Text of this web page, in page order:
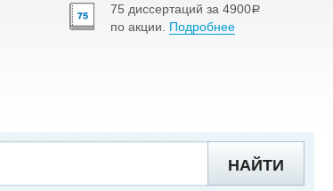
75 диссертаций за 4900a
по акции. Подробнее
НАЙТИ